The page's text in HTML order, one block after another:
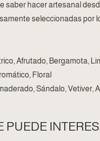
saber hacer artesanal
seleccionadas por
Afrutado, Bergamota,
Floral
Sándalo, Vetiver,
PUEDE